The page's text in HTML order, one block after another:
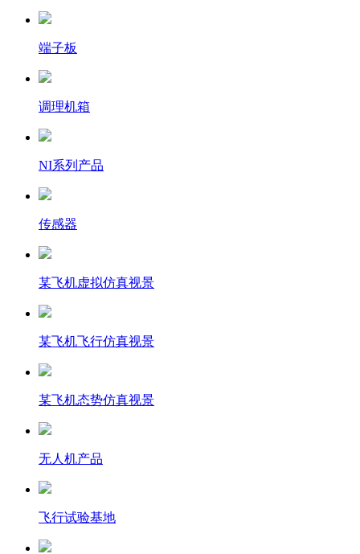
端子板
调理机箱
NI系列产品
传感器
某飞机虚拟仿真视景
某飞机飞行仿真视景
某飞机态势仿真视景
无人机产品
飞行试验基地